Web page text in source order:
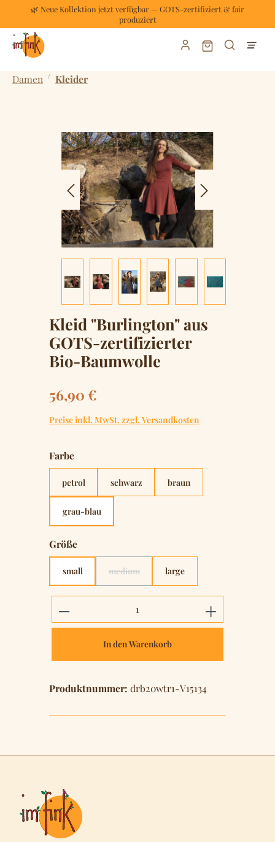
Zum Hauptinhalt springen
🌿 Neue Kollektion jetzt verfügbar — GOTS-zertifiziert & fair
produziert
Warenkorb
Damen / Kleider
Kleid "Burlington" aus
GOTS-zertifizierter
Bio-Baumwolle
Regulärer Preis:
56,90 €
Preise inkl. MwSt. zzgl. Versandkosten
Farbeauswählen
petrol schwarz braun
grau-blau
Größeauswählen
small medium
(Diese Option ist zurzeit nicht verfügbar.)
large
Produkt Anzahl: Gib den
In den Warenkorb
Produktnummer: drb20wtr1-V15134